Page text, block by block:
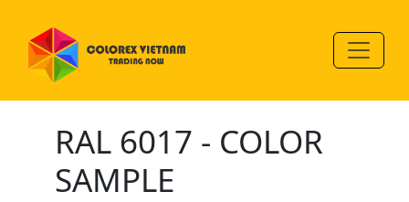
RAL 6017 - COLOR
SAMPLE